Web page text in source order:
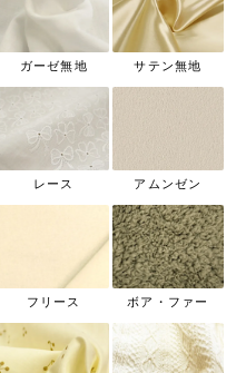
ガーゼ無地 サテン無地
レース アムンゼン
フリース ボア・ファー